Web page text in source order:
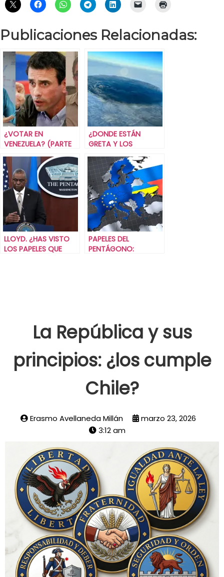
Publicaciones Relacionadas:
¿VOTAR EN
VENEZUELA? (PARTE
UNO).
¿DONDE ESTÁN
GRETA Y LOS
GRETINOS?
LLOYD. ¿HAS VISTO
LOS PAPELES QUE
PAPELES DEL
PENTÁGONO:
La República y sus
principios: ¿los cumple
Chile?
Erasmo Avellaneda Millán
marzo 23, 2026
3:12 am